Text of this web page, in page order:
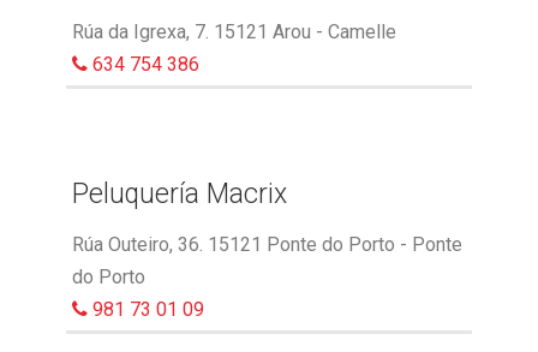
Rúa da Igrexa, 7. 15121 Arou - Camelle
634 754 386
Peluquería Macrix
Rúa Outeiro, 36. 15121 Ponte do Porto - Ponte
do Porto
981 73 01 09